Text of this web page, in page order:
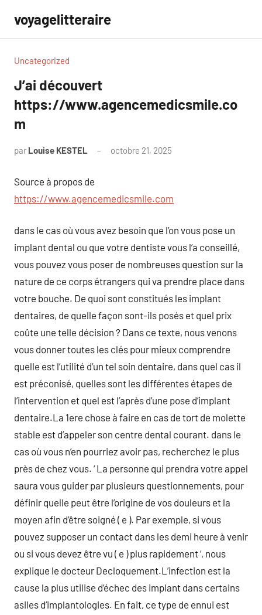
contenu
voyagelitteraire
Uncategorized
J’ai découvert
https://www.agencemedicsmile.co
m
par Louise KESTEL octobre 21, 2025
Source à propos de
https://www.agencemedicsmile.com
dans le cas où vous avez besoin que l’on vous pose un
implant dental ou que votre dentiste vous l’a conseillé,
vous pouvez vous poser de nombreuses question sur la
nature de ce corps étrangers qui va prendre place dans
votre bouche. De quoi sont constitués les implant
dentaires, de quelle façon sont-ils posés et quel prix
coûte une telle décision ? Dans ce texte, nous venons
vous donner toutes les clés pour mieux comprendre
quelle est l’utilité d’un tel soin dentaire, dans quel cas il
est préconisé, quelles sont les différentes étapes de
l’intervention et quel est l’après d’une pose d’implant
dentaire.La 1ere chose à faire en cas de tort de molette
stable est d’appeler son centre dental courant. dans le
cas où vous n’en pourriez avoir pas, recherchez le plus
près de chez vous. ‘ La personne qui prendra votre appel
saura vous guider par plusieurs questionnements, pour
définir quelle peut être l’origine de vos douleurs et la
moyen afin d’être soigné ( e ). Par exemple, si vous
pouvez supposer un contact dans les demi heure à venir
ou si vous devez être vu ( e ) plus rapidement ‘, nous
explique le docteur Decloquement.L’infection est la
cause la plus utilise d’échec des implant dans certains
asiles d’implantologies. En fait, ce type de ennui est